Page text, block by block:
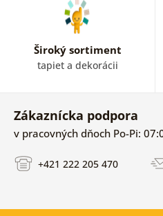
Široký sortiment
tapiet a dekorácii
Zákaznícka podpora
v pracovných dňoch Po-Pi:
+421 222 205 470